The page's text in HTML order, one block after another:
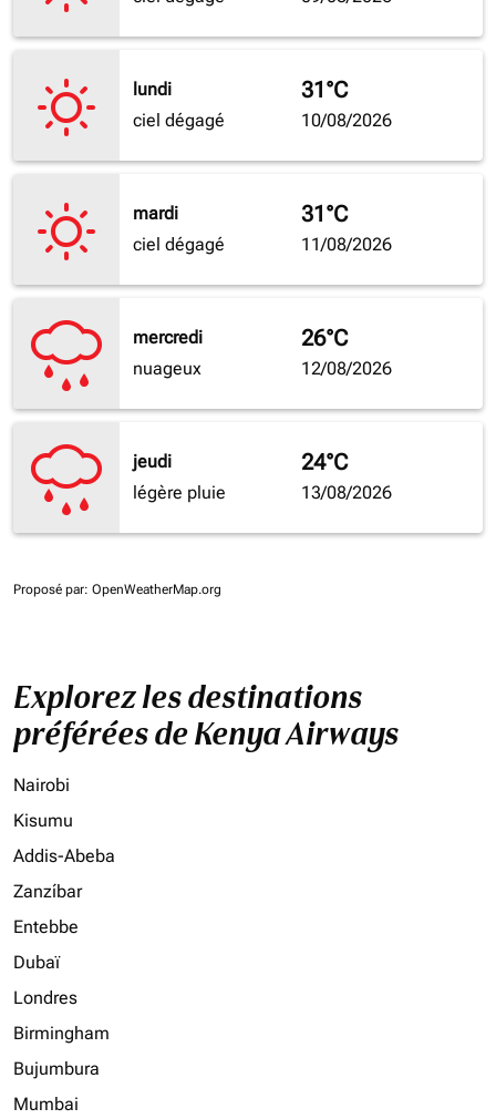
lundi
ciel dégagé
31°C
10/08/2026
mardi
ciel dégagé
31°C
11/08/2026
mercredi
nuageux
26°C
12/08/2026
jeudi
légère pluie
24°C
13/08/2026
Proposé par: OpenWeatherMap.org
Explorez les destinations
préférées de Kenya Airways
Nairobi
Kisumu
Addis-Abeba
Zanzíbar
Entebbe
Dubaï
Londres
Birmingham
Bujumbura
Mumbai